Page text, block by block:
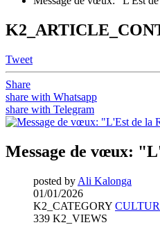
Tweet
Share
share with Whatsapp
share with Telegram
Message de vœux:
posted by Ali Kalonga
01/01/2026
K2_CATEGORY
339 K2_VIEWS